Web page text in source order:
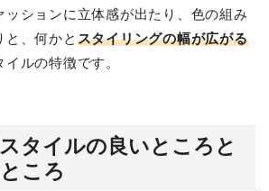
ッションに立体感が出たり、色の組み
と、何かと スタイリングの幅が広がる
ルの特徴です。
タイルの良いところと
ころ